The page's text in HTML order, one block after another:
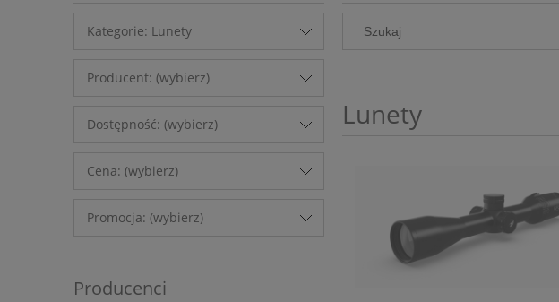
Kategorie: Lunety
Producent: (wybierz)
Dostępność: (wybierz)
Cena: (wybierz)
Promocja: (wybierz)
Producenci
Lunety